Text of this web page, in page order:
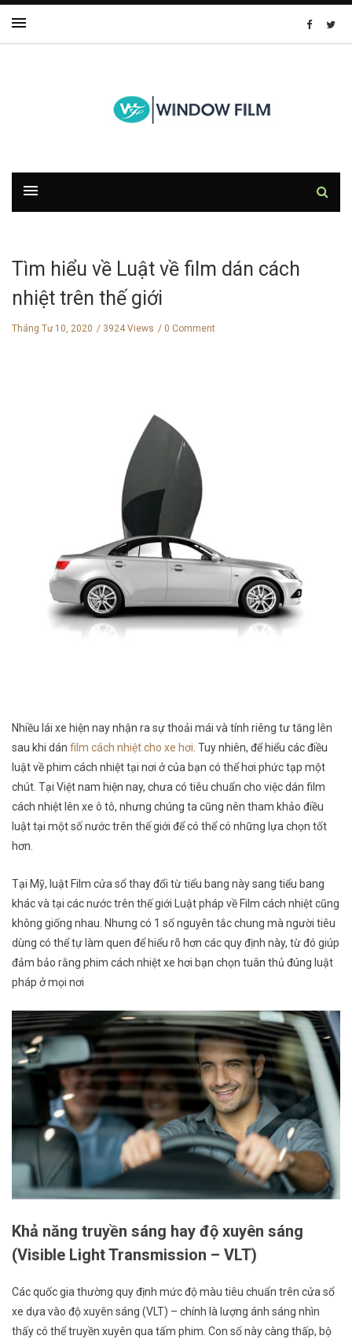
Tìm hiểu về Luật về film dán cách
nhiệt trên thế giới
Tháng Tư 10, 2020 3924 Views 0 Comment
Nhiều lái xe hiện nay nhận ra sự thoải mái và tính riêng tư tăng lên
sau khi dán film cách nhiệt cho xe hơi . Tuy nhiên, để hiểu các điều
luật về phim cách nhiệt tại nơi ở của bạn có thể hơi phức tạp một
chút. Tại Việt nam hiện nay, chưa có tiêu chuẩn cho việc dán film
cách nhiệt lên xe ô tô, nhưng chúng ta cũng nên tham khảo điều
luật tại một số nước trên thế giới để có thể có những lựa chọn tốt
hơn.
Tại Mỹ, luật Film cửa sổ thay đổi từ tiểu bang này sang tiểu bang
khác và tại các nước trên thế giới Luật pháp về Film cách nhiệt cũng
không giống nhau. Nhưng có 1 số nguyên tắc chung mà người tiêu
dùng có thể tự làm quen để hiểu rõ hơn các quy định này, từ đó giúp
đảm bảo rằng phim cách nhiệt xe hơi bạn chọn tuân thủ đúng luật
pháp ở mọi nơi
Khả năng truyền sáng hay độ xuyên sáng
(Visible Light Transmission – VLT)
Các quốc gia thường quy định mức độ màu tiêu chuẩn trên cửa sổ
xe dựa vào độ xuyên sáng (VLT) – chính là lượng ánh sáng nhìn
thấy có thể truyền xuyên qua tấm phim. Con số này càng thấp, bộ